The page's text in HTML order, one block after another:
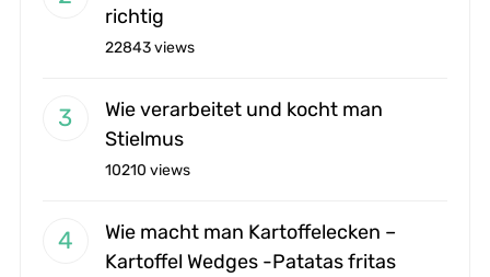
richtig
22843 views
Wie verarbeitet und kocht man
Stielmus
10210 views
Wie macht man Kartoffelecken –
Kartoffel Wedges -Patatas fritas